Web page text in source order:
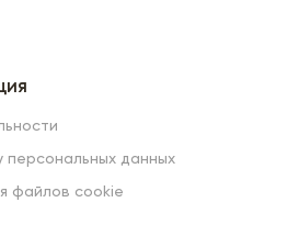
персональных данных
файлов cookie